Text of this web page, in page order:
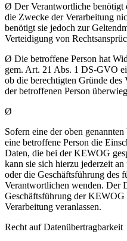
Ø Der Verantwortliche benötigt
die Zwecke der Verarbeitung
benötigt sie jedoch zur
Verteidigung von
Ø Die betroffene Person hat
gem. Art. 21 Abs. 1 DS-GVO
ob die berechtigten Gründe des
der betroffenen Person
Ø
Sofern eine der oben
eine betroffene Person die
Daten, die bei der KEWOG
kann sie sich hierzu jederzeit
oder die Geschäftsführung des
Verantwortlichen wenden. Der
Geschäftsführung der
Verarbeitung veranlassen.
Recht auf Datenübertragbarkeit